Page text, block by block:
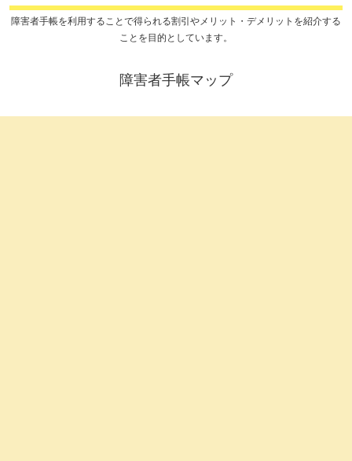
障害者手帳を利用することで得られる割引やメリット・デメリットを紹介する
ことを目的としています。
障害者手帳マップ